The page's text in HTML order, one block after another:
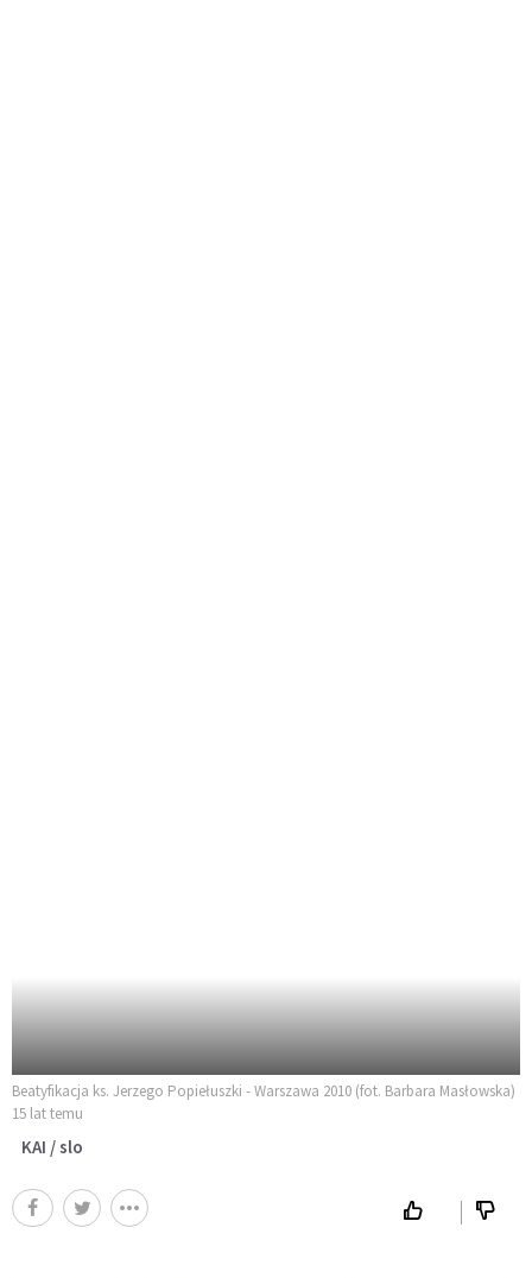
Beatyfikacja ks. Jerzego Popiełuszki - Warszawa 2010 (fot. Barbara Masłowska)
15 lat temu
KAI / slo